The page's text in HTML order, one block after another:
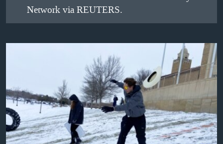
Network via REUTERS.